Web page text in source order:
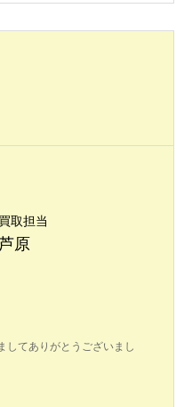
買取担当
原
してありがとうございまし